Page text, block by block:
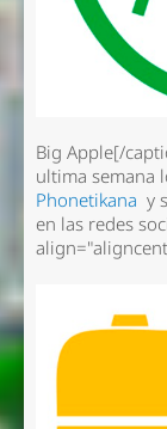
Big Apple[/
ultima semana
Phonetikana y
en las redes